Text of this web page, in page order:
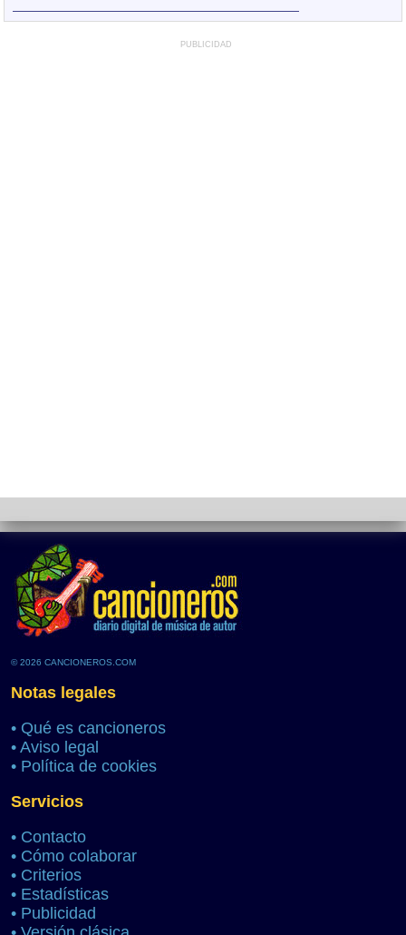
PUBLICIDAD
© 2026 CANCIONEROS.COM
Notas legales
• Qué es cancioneros
• Aviso legal
• Política de cookies
Servicios
• Contacto
• Cómo colaborar
• Criterios
• Estadísticas
• Publicidad